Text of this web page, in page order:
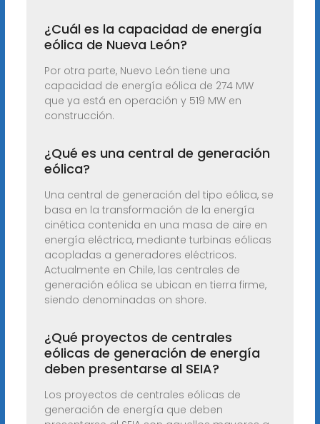
¿Cuál es la capacidad de energía
eólica de Nueva León?
Por otra parte, Nuevo León tiene una
capacidad de energía eólica de 274 MW
que ya está en operación y 519 MW en
construcción.
¿Qué es una central de generación
eólica?
Una central de generación del tipo eólica, se
basa en la transformación de la energía
cinética contenida en una masa de aire en
energía eléctrica, mediante turbinas eólicas
acopladas a generadores eléctricos.
Actualmente en Chile, las centrales de
generación eólica se ubican en tierra firme,
siendo denominadas on shore.
¿Qué proyectos de centrales
eólicas de generación de energía
deben presentarse al SEIA?
Los proyectos de centrales eólicas de
generación de energía que deben